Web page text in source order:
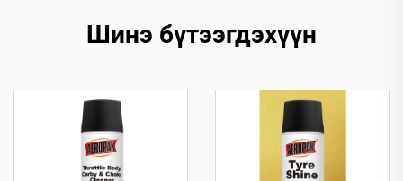
Шинэ бүтээгдэхүүн